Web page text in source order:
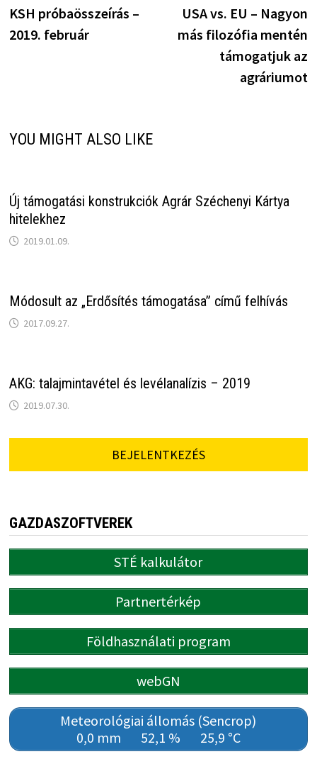
navigációpost:
KSH próbaösszeírás –
2019. február
USA vs. EU – Nagyon
más filozófia mentén
támogatjuk az
agráriumot
YOU MIGHT ALSO LIKE
Új támogatási konstrukciók Agrár Széchenyi Kártya
hitelekhez
2019.01.09.
Módosult az „Erdősítés támogatása” című felhívás
2017.09.27.
AKG: talajmintavétel és levélanalízis – 2019
2019.07.30.
BEJELENTKEZÉS
GAZDASZOFTVEREK
STÉ kalkulátor
Partnertérkép
Földhasználati program
webGN
Meteorológiai állomás (Sencrop)
0,0 mm
52,1 % 25,9 °C